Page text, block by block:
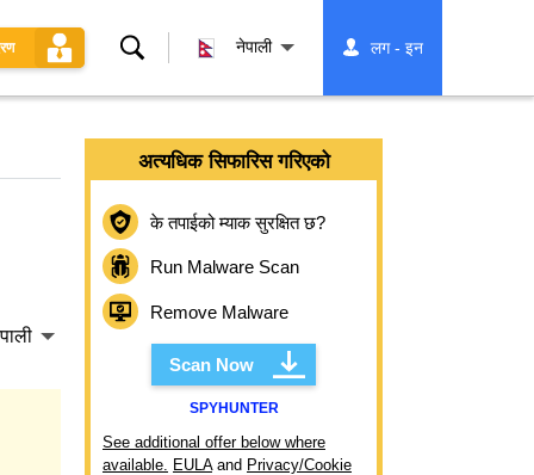
खोज्नुहोस् नेपाली लग - इन
अत्यधिक सिफारिस गरिएको
के तपाईको म्याक सुरक्षित छ?
Run Malware Scan
Remove Malware
Scan Now
SPYHUNTER
See additional offer below where
available. EULAand Privacy/Cookie